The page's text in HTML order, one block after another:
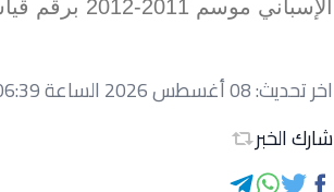
الإسباني موسم 2011-2012 برقم قياسي في عدد النقاط.
اخر تحديث:08 أغسطس 2026 الساعة 06:39 مساءاً
شارك الخبر